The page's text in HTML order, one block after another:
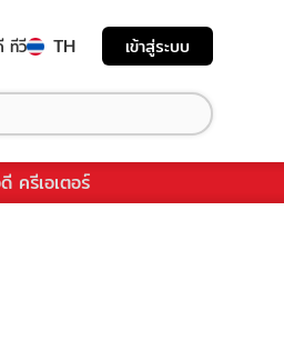
ทีวี TH เข้าสู่ระบบ
ครีเอเตอร์